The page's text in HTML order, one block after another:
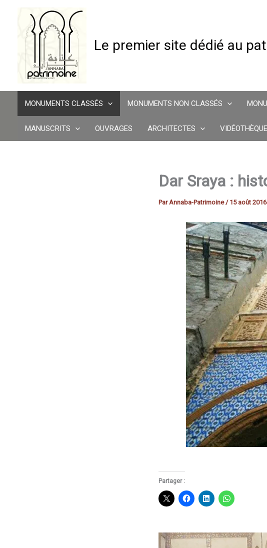
Le premier site dédié au
MONUMENTS CLASSÉS MONUMENTS NON CLASSÉS
MANUSCRITS OUVRAGES ARCHITECTES VIDÉOTHÈQUE
Dar Sraya :
ParAnnaba-Patrimoine/ 15 août 2016
Partager :